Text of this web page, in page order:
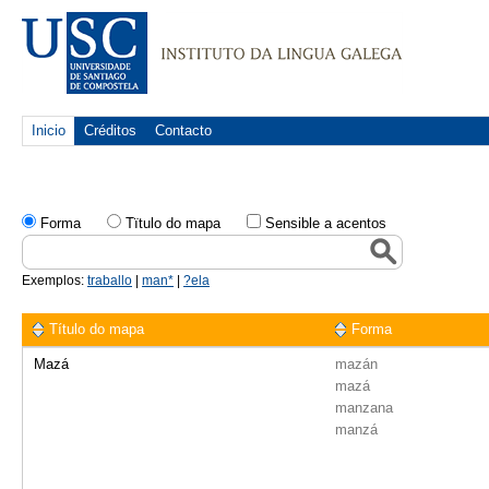
Inicio Créditos Contacto
Forma Tïtulo do mapa Sensible a acentos
Exemplos: traballo man* ?ela
Título do mapa Forma
Mazá
mazán
mazá
manzana
manzá